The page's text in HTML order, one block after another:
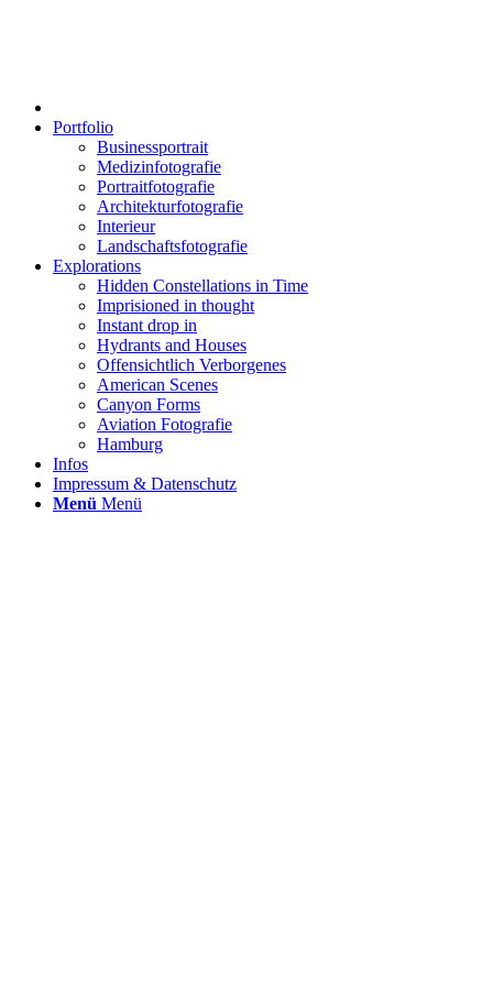
Portfolio
Businessportrait
Medizinfotografie
Portraitfotografie
Architekturfotografie
Interieur
Landschaftsfotografie
Explorations
Hidden Constellations in Time
Imprisioned in thought
Instant drop in
Hydrants and Houses
Offensichtlich Verborgenes
American Scenes
Canyon Forms
Aviation Fotografie
Hamburg
Infos
Impressum & Datenschutz
Menü Menü